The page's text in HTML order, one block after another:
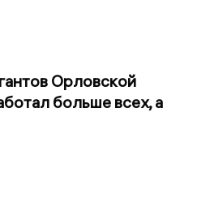
Орловской
больше всех, а